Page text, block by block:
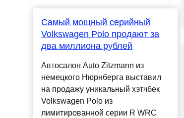
Самый мощный серийный
Volkswagen Polo продают за
два миллиона рублей
Автосалон Auto Zitzmann из
немецкого Нюрнберга выставил
на продажу уникальный хэтчбек
Volkswagen Polo из
лимитированной серии R WRC